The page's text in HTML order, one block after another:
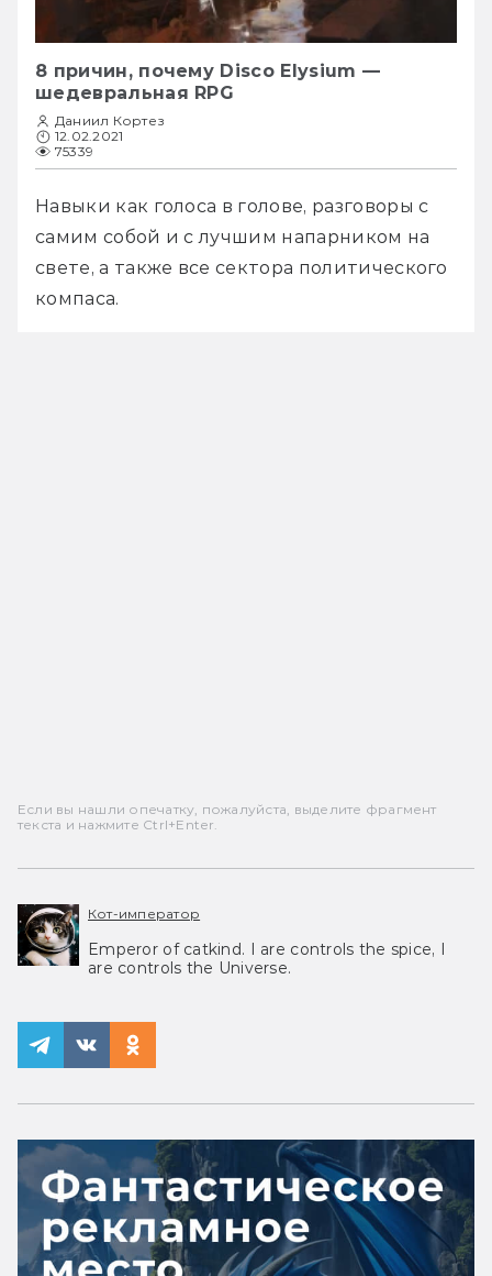
8 причин, почему Disco Elysium —
шедевральная RPG
Даниил Кортез
12.02.2021
75339
Навыки как голоса в голове, разговоры с
самим собой и с лучшим напарником на
свете, а также все сектора политического
компаса.
Если вы нашли опечатку, пожалуйста, выделите фрагмент
текста и нажмите Ctrl+Enter.
Кот-император
Emperor of catkind. I are controls the spice, I
are controls the Universe.